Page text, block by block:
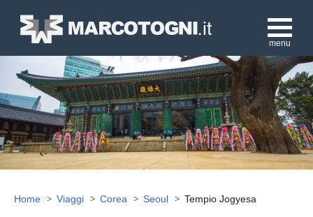
menu
Home Viaggi Corea Seoul Tempio Jogyesa